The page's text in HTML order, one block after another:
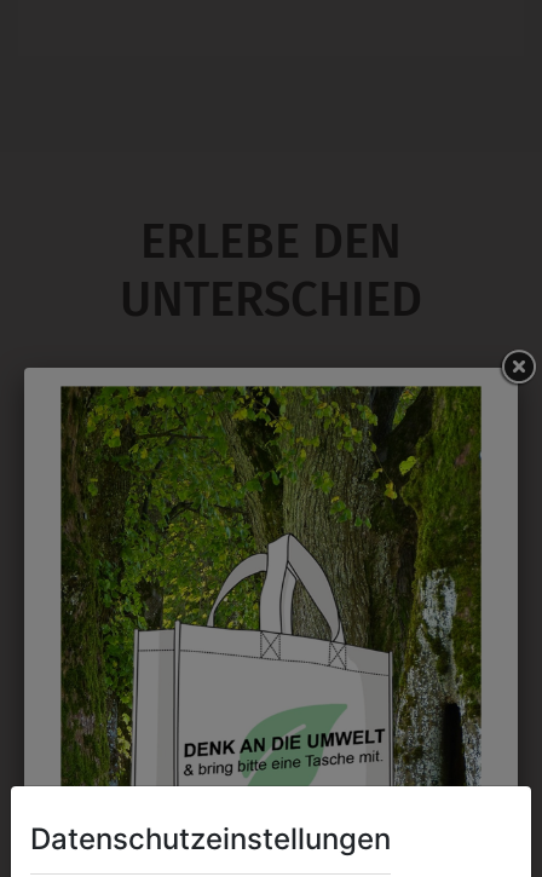
ERLEBE DEN
UNTERSCHIED
Persönliche Beratung
Datenschutzeinstellungen